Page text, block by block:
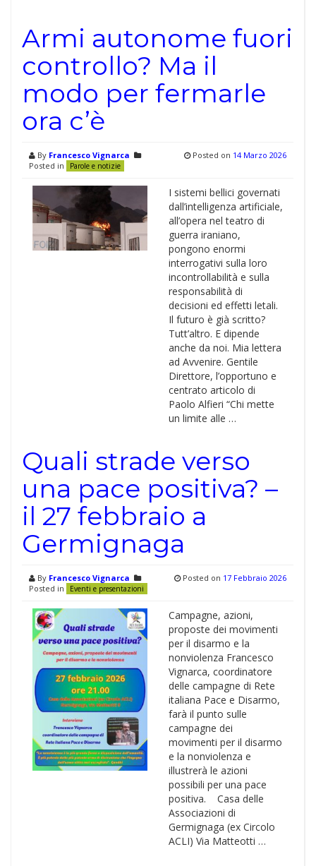
Armi autonome fuori
controllo? Ma il
modo per fermarle
ora c’è
By Francesco Vignarca
Posted in
Parole e notizie
Posted on 14 Marzo 2026
I sistemi bellici governati
dall’intelligenza artificiale,
all’opera nel teatro di
guerra iraniano,
pongono enormi
interrogativi sulla loro
incontrollabilità e sulla
responsabilità di
decisioni ed effetti letali.
Il futuro è già scritto?
Tutt’altro. E dipende
anche da noi. Mia lettera
ad Avvenire. Gentile
Direttore, l’opportuno e
centrato articolo di
Paolo Alfieri “Chi mette
un limite alle …
Quali strade verso
una pace positiva? –
il 27 febbraio a
Germignaga
By Francesco Vignarca
Posted in
Eventi e presentazioni
Posted on 17 Febbraio 2026
Campagne, azioni,
proposte dei movimenti
per il disarmo e la
nonviolenza Francesco
Vignarca, coordinatore
delle campagne di Rete
italiana Pace e Disarmo,
farà il punto sulle
campagne dei
movimenti per il disarmo
e la nonviolenza e
illustrerà le azioni
possibili per una pace
positiva. Casa delle
Associazioni di
Germignaga (ex Circolo
ACLI) Via Matteotti …